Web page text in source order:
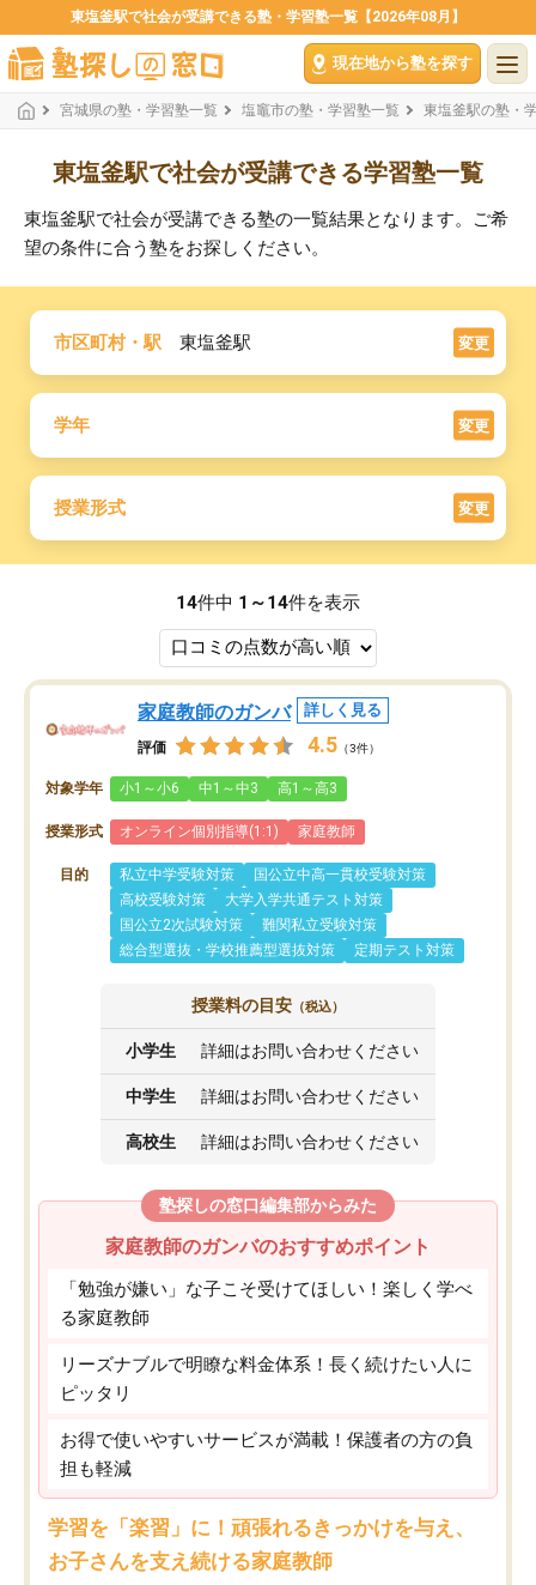
東塩釜駅で社会が受講できる塾・学習塾一覧【2026年08月】
現在地から塾を探す
宮城県の塾・学習塾一覧 塩竈市の塾・学習塾一覧 東塩釜駅の塾・
東塩釜駅で社会が受講できる学習塾一覧
東塩釜駅で社会が受講できる塾の一覧結果となります。ご希
望の条件に合う塾をお探しください。
市区町村・駅 東塩釜駅 変更
学年 変更
授業形式 変更
14件中 1～14件を表示
家庭教師のガンバ 詳しく見る
評価 4.5 （3件）
対象学年 小1～小6 中1～中3 高1～高3
授業形式 オンライン個別指導(1:1) 家庭教師
目的 私立中学受験対策
国公立中高一貫校受験対策
高校受験対策
大学入学共通テスト対策
国公立2次試験対策
難関私立受験対策
総合型選抜・学校推薦型選抜対策
定期テスト対策
授業料の目安 （税込）
小学生 詳細はお問い合わせください
中学生 詳細はお問い合わせください
高校生 詳細はお問い合わせください
塾探しの窓口編集部からみた
家庭教師のガンバのおすすめポイント
「勉強が嫌い」な子こそ受けてほしい！楽しく学べ
る家庭教師
リーズナブルで明瞭な料金体系！長く続けたい人に
ピッタリ
お得で使いやすいサービスが満載！保護者の方の負
担も軽減
学習を「楽習」に！頑張れるきっかけを与え、
お子さんを支え続ける家庭教師